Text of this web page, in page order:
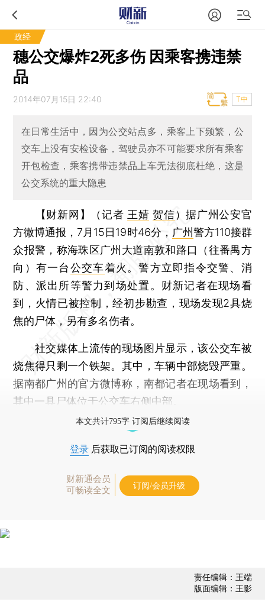
政经
穗公交爆炸2死多伤 因乘客携违禁
品
2014年07月15日 22:40 T中
在日常生活中，因为公交站点多，乘客上下频繁，公
交车上没有安检设备，驾驶员亦不可能要求所有乘客
开包检查，乘客携带违禁品上车无法彻底杜绝，这是
公交系统的重大隐患
【财新网】（记者 王婧 贺信）据广州公安官
方微博通报，7月15日19时46分， 广州警方110接群
众报警，称海珠区广州大道南敦和路口（往番禺方
向）有一台公交车着火。警方立即指令交警、消
防、派出所等警力到场处置。财新记者在现场看
到，火情已被控制，经初步勘查，现场发现2具烧
焦的尸体，另有多名伤者。
社交媒体上流传的现场图片显示，该公交车被
烧焦得只剩一个铁架。其中，车辆中部烧毁严重。
据南都广州的官方微博称，南都记者在现场看到，
其中一具尸体位于公交车右侧中部。
本文共计795字 订阅后继续阅读
登录 后获取已订阅的阅读权限
财新通会员
可畅读全文
订阅/会员升级
责任编辑：王端
版面编辑：王影